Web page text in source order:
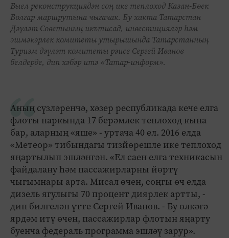
Быел реконструкциядән соң ике теплоход Казан-Бөек
Болгар маршрутына чыгачак. Бу хакта Татарстан
Дәүләт Советының икътисад, инвестицияләр һәм
эшмәкәрлек комитеты утырышында Татарстанның
Туризм дәүләт комитеты рәисе Сергей Иванов
белдерде, дип хәбәр итә «Татар-информ».
Аның сүзләренчә, хәзер республикада кече елга
флоты паркында 17 берәмлек теплоход кына
бар, аларның «яше» - уртача 40 ел. 2016 елда
«Метеор» тибындагы тизйөрешле ике теплоход
яңартылып эшләнгән. «Ел саен елга техникасын
файдалану һәм пассажирларны йөртү
чыгымнары арта. Мисал өчен, соңгы өч елда
дизель ягулыгы 70 процент диярлек артты, -
дип билгеләп үтте Сергей Иванов. - Бу өлкәгә
ярдәм итү өчен, пассажирлар флотын яңарту
буенча федераль программа эшләү зарур».